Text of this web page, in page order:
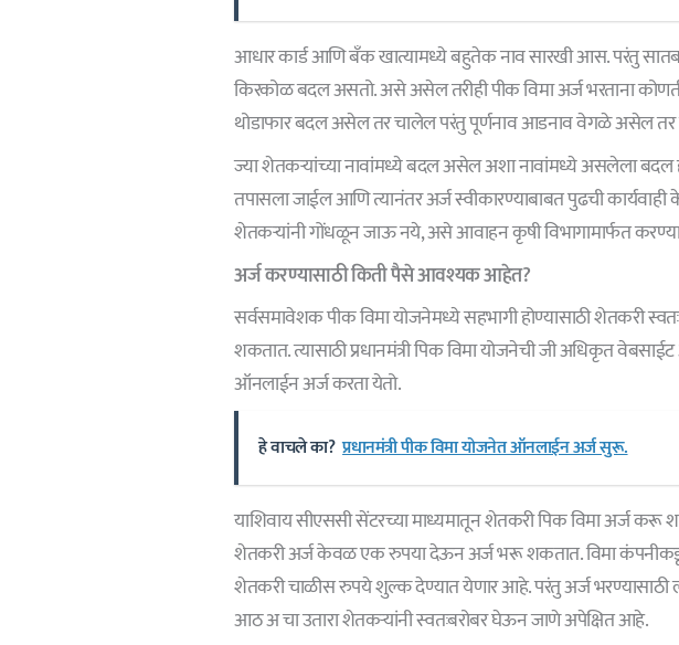
आधार कार्ड आणि बँक खात्यामध्ये बहुतेक नाव सारखी आस. परंतु
किरकोळ बदल असतो. असे असेल तरीही पीक विमा अर्ज भरताना
थोडाफार बदल असेल तर चालेल परंतु पूर्णनाव आडनाव वेगळे असेल
ज्या शेतकऱ्यांच्या नावांमध्ये बदल असेल अशा नावांमध्ये असलेला बदल
तपासला जाईल आणि त्यानंतर अर्ज स्वीकारण्याबाबत पुढची
शेतकऱ्यांनी गोंधळून जाऊ नये, असे आवाहन कृषी विभागामार्फत
अर्ज करण्यासाठी किती पैसे आवश्यक आहेत?
सर्वसमावेशक पीक विमा योजनेमध्ये सहभागी होण्यासाठी शेतकरी
शकतात. त्यासाठी प्रधानमंत्री पिक विमा योजनेची जी अधिकृत
ऑनलाईन अर्ज करता येतो.
हे वाचले का? प्रधानमंत्री पीक विमा योजनेत ऑनलाईन अर्ज सुरू.
याशिवाय सीएससी सेंटरच्या माध्यमातून शेतकरी पिक विमा अर्ज करू
शेतकरी अर्ज केवळ एक रुपया देऊन अर्ज भरू शकतात. विमा
शेतकरी चाळीस रुपये शुल्क देण्यात येणार आहे. परंतु अर्ज भरण्यासाठी
आठ अ चा उतारा शेतकऱ्यांनी स्वतःबरोबर घेऊन जाणे अपेक्षित आहे.